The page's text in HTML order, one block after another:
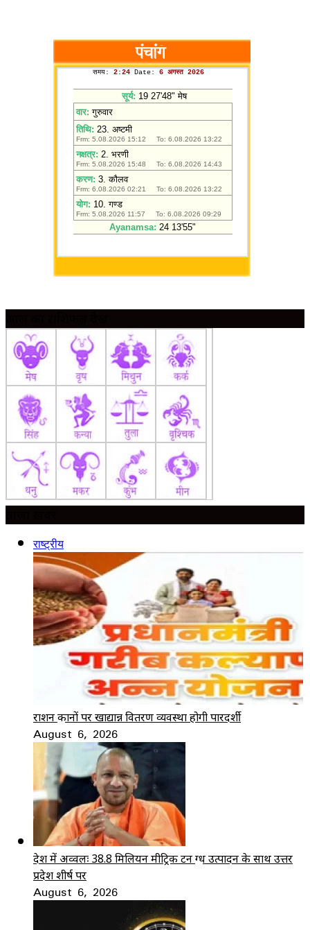
राष्ट्रीय
राशन दुकानों पर खाद्यान्न वितरण व्यवस्था होगी पारदर्शी
August 6, 2026
देश में अव्वलः 38.8 मिलियन मीट्रिक टन दुग्ध उत्पादन के साथ उत्तर
प्रदेश शीर्ष पर
August 6, 2026